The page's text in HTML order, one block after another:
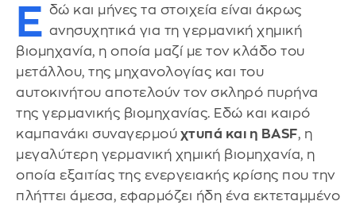
E δώ και μήνες τα στοιχεία είναι άκρως
ανησυχητικά για τη γερμανική χημική
βιομηχανία, η οποία μαζί με τον κλάδο του
μετάλλου, της μηχανολογίας και του
αυτοκινήτου αποτελούν τον σκληρό πυρήνα
της γερμανικής βιομηχανίας. Εδώ και καιρό
καμπανάκι συναγερμού χτυπά και η BASF, η
μεγαλύτερη γερμανική χημική βιομηχανία, η
οποία εξαιτίας της ενεργειακής κρίσης που την
πλήττει άμεσα, εφαρμόζει ήδη ένα εκτεταμμένο